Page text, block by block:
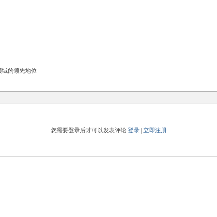
的领先地位
您需要登录后才可以发表评论 登录| 立即注册